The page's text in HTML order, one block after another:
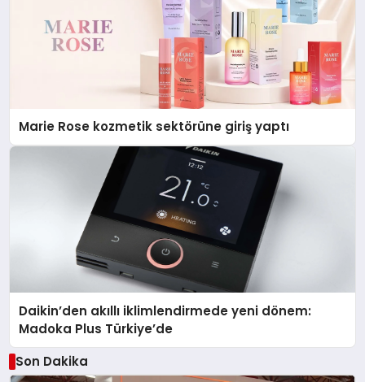
Marie Rose kozmetik sektörüne giriş yaptı
Daikin’den akıllı iklimlendirmede yeni dönem:
Madoka Plus Türkiye’de
Son Dakika